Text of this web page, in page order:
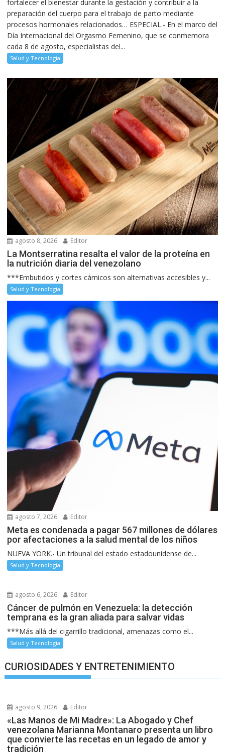
fortalecer el bienestar durante la gestación y contribuir a la
preparación del cuerpo para el trabajo de parto mediante
procesos hormonales relacionados… ESPECIAL.- En el marco del
Día Internacional del Orgasmo Femenino, que se conmemora
cada 8 de agosto, especialistas del...
Salud y Tecnología
agosto 8, 2026 Editor
La Montserratina resalta el valor de la proteína en
la nutrición diaria del venezolano
***Embutidos y cortes cárnicos son alternativas accesibles y...
Salud y Tecnología
agosto 7, 2026 Editor
Meta es condenada a pagar 567 millones de dólares
por afectaciones a la salud mental de los niños
NUEVA YORK.- Un tribunal del estado estadounidense de...
Salud y Tecnología
agosto 6, 2026 Editor
Cáncer de pulmón en Venezuela: la detección
temprana es la gran aliada para salvar vidas
***Más allá del cigarrillo tradicional, amenazas como el...
Salud y Tecnología
CURIOSIDADES Y ENTRETENIMIENTO
agosto 9, 2026 Editor
«Las Manos de Mi Madre»: La Abogado y Chef
venezolana Marianna Montanaro presenta un libro
que convierte las recetas en un legado de amor y
tradición